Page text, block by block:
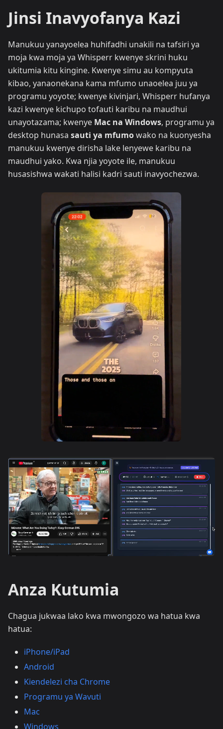
Jinsi Inavyofanya Kazi
Manukuu yanayoelea huhifadhi unakili na tafsiri ya
moja kwa moja ya Whisperr kwenye skrini huku
ukitumia kitu kingine. Kwenye simu au kompyuta
kibao, yanaonekana kama mfumo unaoelea juu ya
programu yoyote; kwenye kivinjari, Whisperr hufanya
kazi kwenye kichupo tofauti karibu na maudhui
unayotazama; kwenye Mac na Windows, programu ya
desktop hunasa sauti ya mfumowako na kuonyesha
manukuu kwenye dirisha lake lenyewe karibu na
maudhui yako. Kwa njia yoyote ile, manukuu
husasishwa wakati halisi kadri sauti inavyochezwa.
Anza Kutumia
Chagua jukwaa lako kwa mwongozo wa hatua kwa
hatua:
iPhone/iPad
Android
Kiendelezi cha Chrome
Programu ya Wavuti
Mac
Windows